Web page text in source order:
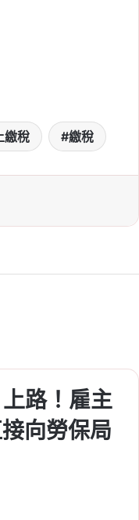
繳稅 繳稅
路！雇主
向勞保局